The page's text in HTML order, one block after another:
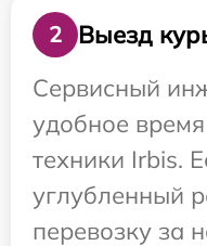
2
Выезд
Сервисный
удобное
техники Irbis.
углубленный
перевозку за